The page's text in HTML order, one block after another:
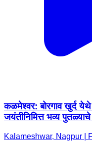
कळमेश्वर: बोरगाव खुर्द येथे
जयंतीनिमित्त भव्य
Kalameshwar, Nagpur |